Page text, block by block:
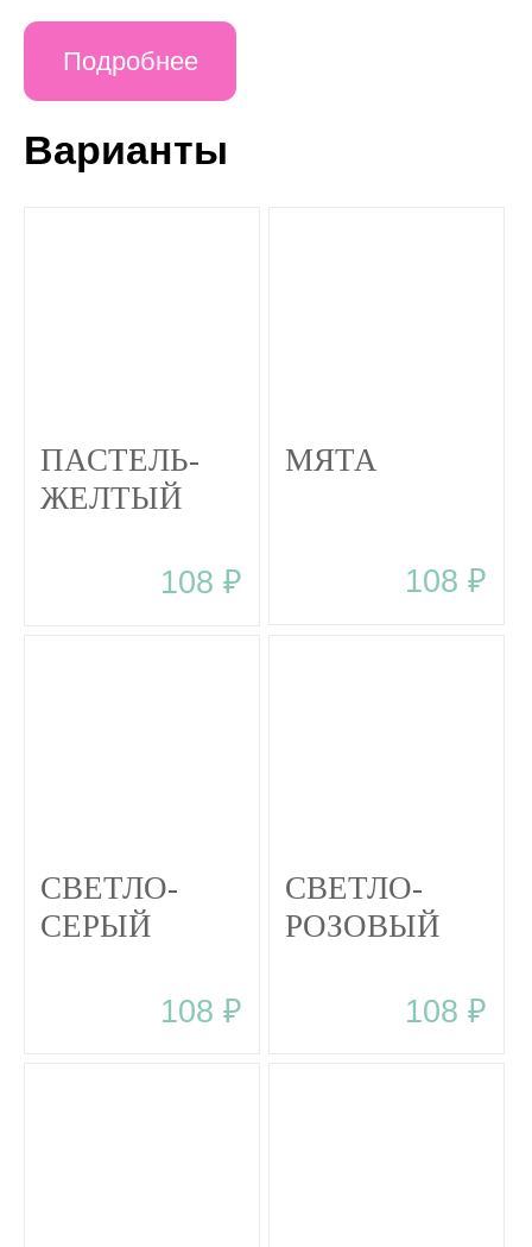
Подробнее
Варианты
ПАСТЕЛЬ-
ЖЕЛТЫЙ
108 ₽
МЯТА
108 ₽
СВЕТЛО-
СЕРЫЙ
108 ₽
СВЕТЛО-
РОЗОВЫЙ
108 ₽